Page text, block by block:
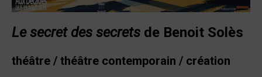
Le secret des secrets de Benoit Solès
théâtre / théâtre contemporain / création